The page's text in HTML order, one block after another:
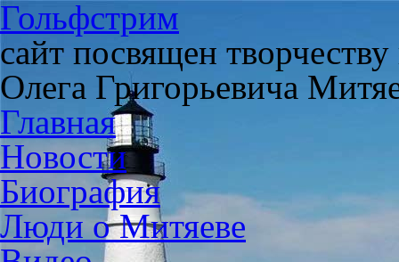
Гольфстрим
сайт посвящен
Олега Григорьевича
Главная
Новости
Биография
Люди о Митяеве